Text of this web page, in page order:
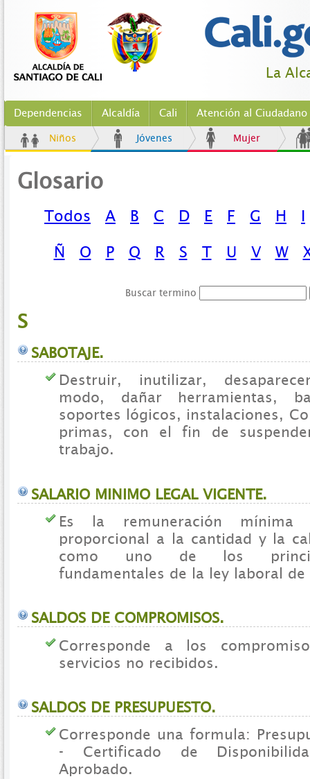
La
Dependencias Alcaldía Cali Atención al Ciudadano
Niños Jóvenes Mujer
Glosario
Todos A B C D E F G H
I
Ñ
O P Q R S T U V W
Buscar termino
S
SABOTAJE.
Destruir, inutilizar,
modo, dañar herramientas,
soportes lógicos, instalaciones,
primas, con el fin de
trabajo.
SALARIO MINIMO LEGAL VIGENTE.
Es la remuneración
proporcional a la cantidad y la
como uno de los
fundamentales de la ley laboral
SALDOS DE COMPROMISOS.
Corresponde a los
servicios no recibidos.
SALDOS DE PRESUPUESTO.
Corresponde una formula:
- Certificado de
Aprobado.